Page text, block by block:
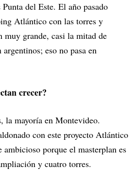
del Este. El año pasado
Atlántico con las torres y
muy grande, casi la mitad de
eso no pasa en
crecer?
la mayoría en Montevideo.
con este proyecto Atlántico
ambicioso porque el masterplan es
y cuatro torres.